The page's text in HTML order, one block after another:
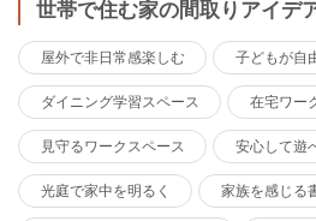
世帯で住む家の間取りアイデ
屋外で非日常感楽しむ 子どもが自
ダイニング学習スペース 在宅ワー
見守るワークスペース 安心して遊
光庭で家中を明るく 家族を感じる